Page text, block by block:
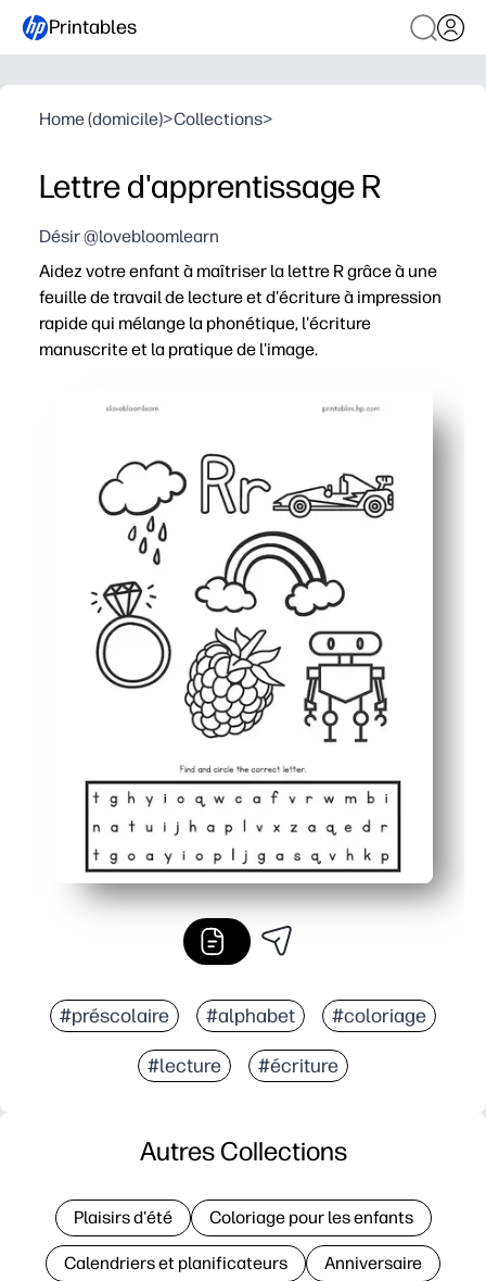
Printables
Home (domicile)>Collections>
Lettre d'apprentissage R
Désir @lovebloomlearn
Aidez votre enfant à maîtriser la lettre R grâce à une
feuille de travail de lecture et d'écriture à impression
rapide qui mélange la phonétique, l'écriture
manuscrite et la pratique de l'image.
Sans préparation - imprimez simplement et passez à
Permet de reconnaître les R majuscules et
Renforce la conscience sonore initiale en faisant
Maintient les enfants engagés avec des tâches de la
#préscolaire #alphabet #coloriage
#lecture #écriture
Autres Collections
Plaisirs d'été Coloriage pour les enfants
Calendriers et planificateurs Anniversaire